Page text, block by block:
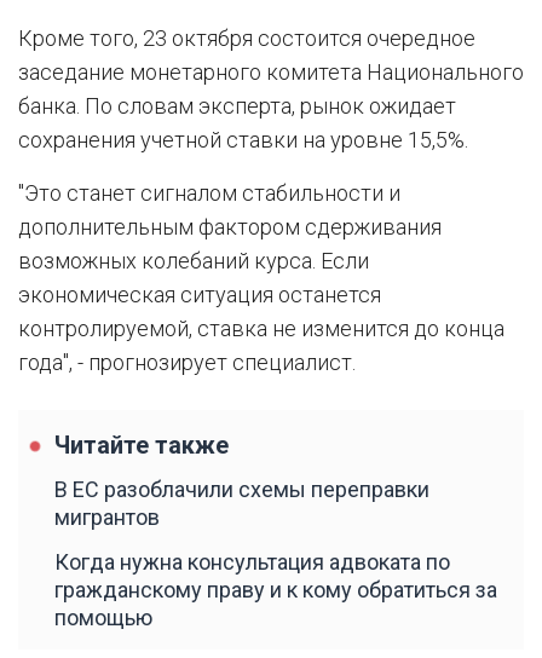
Кроме того, 23 октября состоится очередное
заседание монетарного комитета Национального
банка. По словам эксперта, рынок ожидает
сохранения учетной ставки на уровне 15,5%.
"Это станет сигналом стабильности и
дополнительным фактором сдерживания
возможных колебаний курса. Если
экономическая ситуация останется
контролируемой, ставка не изменится до конца
года", - прогнозирует специалист.
Читайте также
В ЕС разоблачили схемы переправки
мигрантов
Когда нужна консультация адвоката по
гражданскому праву и к кому обратиться за
помощью